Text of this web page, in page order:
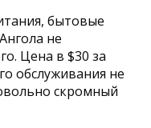
бытовые
не
Цена в $30 за
обслуживания не
скромный